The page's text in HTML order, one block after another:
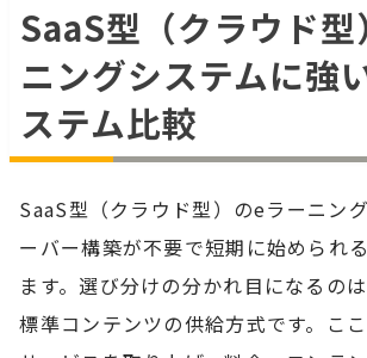
SaaS型（クラウド
ニングシステムに強
ステム比較
SaaS型（クラウド型）のeラーニン
ーバー構築が不要で短期に始められ
ます。選び分けの分かれ目になるの
標準コンテンツの供給方式です。こ